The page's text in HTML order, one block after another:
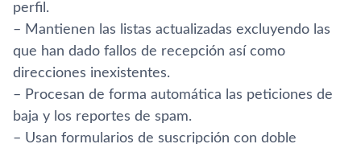
perfil.
– Mantienen las listas actualizadas excluyendo las
que han dado fallos de recepción así­ como
direcciones inexistentes.
– Procesan de forma automática las peticiones de
baja y los reportes de spam.
– Usan formularios de suscripción con doble